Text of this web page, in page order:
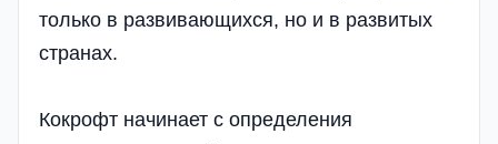
только в развивающихся, но и в развитых
странах.
Кокрофт начинает с определения